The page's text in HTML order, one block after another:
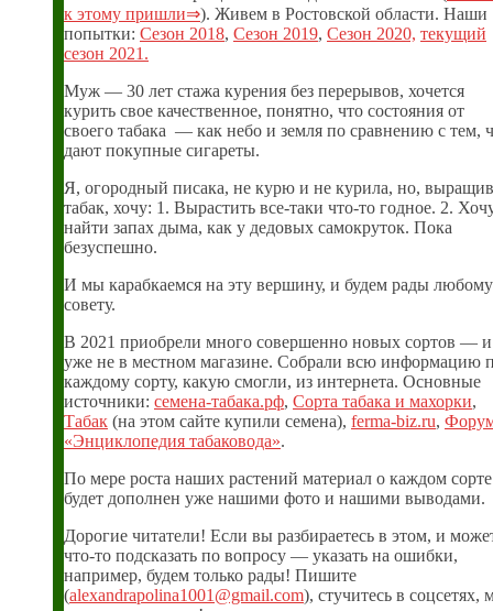
к этому пришли⇒). Живем в Ростовской области. Наши
попытки: Сезон 2018, Сезон 2019, Сезон 2020, текущий
сезон 2021.
Муж — 30 лет стажа курения без перерывов, хочется
курить свое качественное, понятно, что состояния от
своего табака — как небо и земля по сравнению с тем,
дают покупные сигареты.
Я, огородный писака, не курю и не курила, но,
табак, хочу: 1. Вырастить все-таки что-то годное. 2.
найти запах дыма, как у дедовых самокруток. Пока
безуспешно.
И мы карабкаемся на эту вершину, и будем рады любому
совету.
В 2021 приобрели много совершенно новых сортов — и
уже не в местном магазине. Собрали всю информацию
каждому сорту, какую смогли, из интернета. Основные
источники: семена-табака.рф, Сорта табака и махорки,
Табак (на этом сайте купили семена), ferma-biz.ru,
«Энциклопедия табаковода».
По мере роста наших растений материал о каждом сорте
будет дополнен уже нашими фото и нашими выводами.
Дорогие читатели! Если вы разбираетесь в этом, и
что-то подсказать по вопросу — указать на ошибки,
например, будем только рады! Пишите
(alexandrapolina1001@gmail.com), стучитесь в соцсетях,